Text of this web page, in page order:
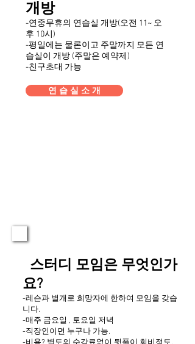
개방
-연중무휴의 연습실 개방(오전 11~ 오
후 10시)
-평일에는 물론이고 주말까지 모든 연
습실이 개방 (주말은 예약제)
​-친구초대 가능
연 습 실 소 개
스터디 모임은 무엇인가
요?
-레슨과 별개로 희망자에 한하여 모임을 갖습
니다.
-매주 금요일 , 토요일 저녁
-직장인이면 누구나 가능.